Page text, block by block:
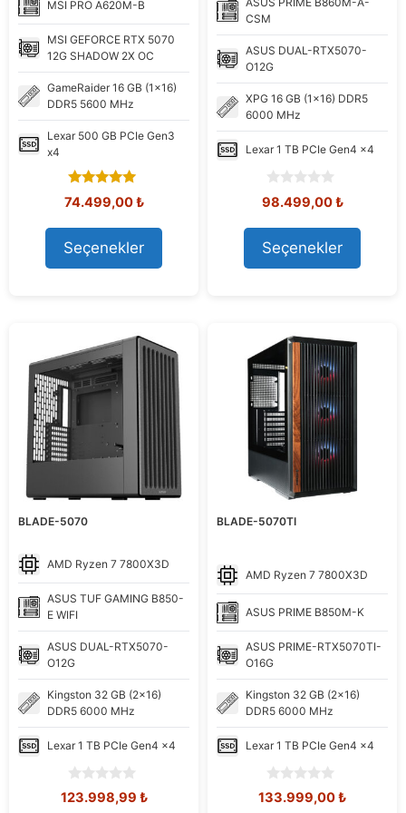
MSI PRO A620M-B
MSI GEFORCE RTX 5070
12G SHADOW 2X OC
GameRaider 16 GB (1x16)
DDR5 5600 MHz
Lexar 500 GB PCIe Gen3
x4
5.00
out of 5
Orijinal
80.291,15 ₺.
74.499,00₺Şu
Seçenekler
CSM
ASUS DUAL-RTX5070-
O12G
XPG 16 GB (1x16) DDR5
6000 MHz
Lexar 1 TB PCIe Gen4 x4
0
o
u
t
o
f
Orijinal
108.576,92 ₺.
98.499,00₺Şu
Seçenekler
BLADE-5070
AMD Ryzen 7 7800X3D
ASUS TUF GAMING B850-
E WIFI
ASUS DUAL-RTX5070-
O12G
Kingston 32 GB (2x16)
DDR5 6000 MHz
Lexar 1 TB PCIe Gen4 x4
0
o
Orijinal
123.998,99 ₺Şu
BLADE-5070TI
AMD Ryzen 7 7800X3D
ASUS PRIME B850M-K
ASUS PRIME-RTX5070TI-
O16G
Kingston 32 GB (2x16)
DDR5 6000 MHz
Lexar 1 TB PCIe Gen4 x4
0
o
Orijinal
133.999,00₺Şu